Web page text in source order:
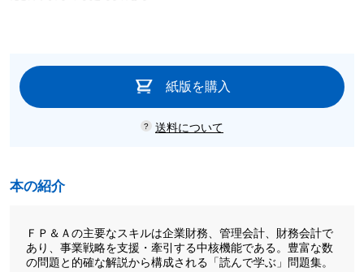
紙版を購入
送料について
本の紹介
ＦＰ＆Ａの主要なスキルは企業財務、管理会計、財務会計で
あり、事業戦略を支援・牽引する中核機能である。豊富な数
の問題と的確な解説から構成される「読んで学ぶ」問題集。